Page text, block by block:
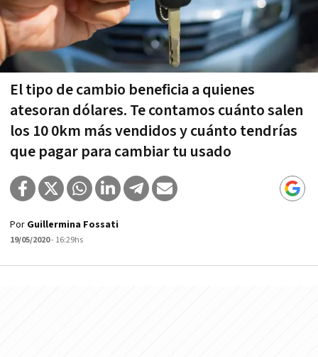
El tipo de cambio beneficia a quienes
atesoran dólares. Te contamos cuánto salen
los 10 0km más vendidos y cuánto tendrías
que pagar para cambiar tu usado
Por Guillermina Fossati
19/05/2020- 16:29hs